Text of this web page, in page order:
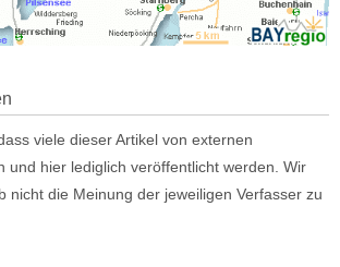
viele dieser Artikel von externen
und hier lediglich veröffentlicht werden. Wir
nicht die Meinung der jeweiligen Verfasser zu